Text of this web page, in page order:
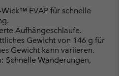
EVAP für schnelle
Aufhängeschlaufe.
Gewicht von 146 g für
Gewicht kann variieren.
Schnelle Wanderungen,